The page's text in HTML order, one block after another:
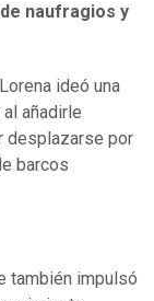
naufragios y
ideó una
añadirle
desplazarse por
barcos
también impulsó